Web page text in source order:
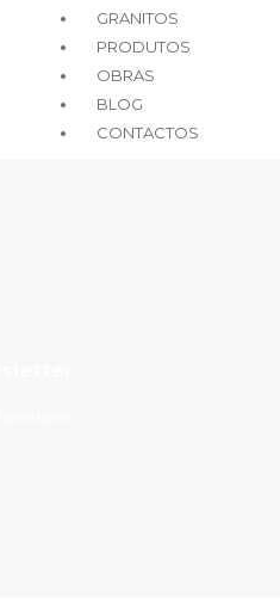
GRANITOS
PRODUTOS
OBRAS
BLOG
CONTACTOS